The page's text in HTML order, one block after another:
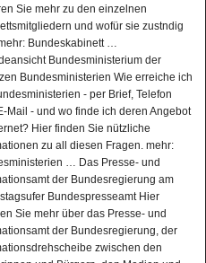
Sie mehr zu den einzelnen
und wofür sie zustndig
Bundeskabinett …
Bundesministerium der
Bundesministerien Wie erreiche ich
- per Brief, Telefon
Mail - und wo finde ich deren Angebot
Hier finden Sie nützliche
zu all diesen Fragen. mehr:
… Das Presse- und
der Bundesregierung am
Bundespresseamt Hier
Sie mehr über das Presse- und
der Bundesregierung, der
zwischen den